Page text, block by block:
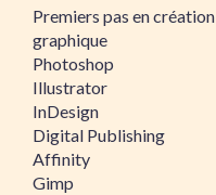
Premiers pas en création
graphique
Photoshop
Illustrator
InDesign
Digital Publishing
Affinity
Gimp